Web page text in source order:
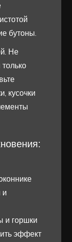
бутоны.
Не
кусочки
и
и горшки
эффект